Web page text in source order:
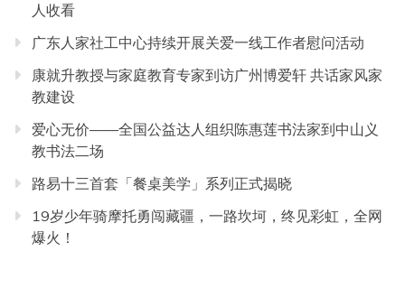
人收看
广东人家社工中心持续开展关爱一线工作者慰问活动
康就升教授与家庭教育专家到访广州博爱轩 共话家风家
教建设
爱心无价——全国公益达人组织陈惠莲书法家到中山义
教书法二场
路易十三首套「餐桌美学」系列正式揭晓
19岁少年骑摩托勇闯藏疆，一路坎坷，终见彩虹，全网
爆火！